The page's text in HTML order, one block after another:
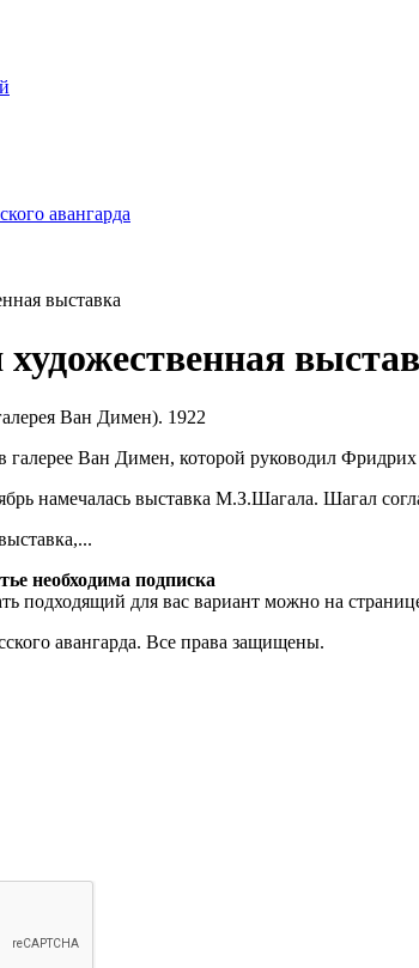
авангарда
выставка
Ван Димен). 1922
в галерее Ван Димен, которой руководил
намечалась выставка М.З.Шагала. Шагал
необходима подписка
подходящий для вас вариант можно на
авангарда. Все права защищены.